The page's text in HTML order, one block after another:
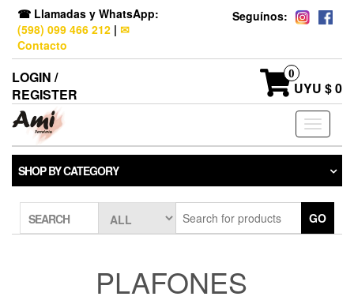
☎ Llamadas y WhatsApp:
(598) 099 466 212 | ✉
Contacto
Seguínos:
LOGIN /
REGISTER
0
UYU $ 0
Toggle
SHOP BY CATEGORY
SEARCH GO
PLAFONES